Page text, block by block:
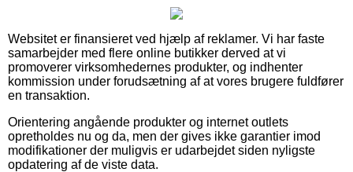
Websitet er finansieret ved hjælp af reklamer. Vi har faste
samarbejder med flere online butikker derved at vi
promoverer virksomhedernes produkter, og indhenter
kommission under forudsætning af at vores brugere fuldfører
en transaktion.
Orientering angående produkter og internet outlets
opretholdes nu og da, men der gives ikke garantier imod
modifikationer der muligvis er udarbejdet siden nyligste
opdatering af de viste data.